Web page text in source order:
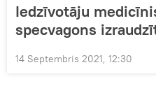
Iedzīvotāju
specvagons
14 Septembris 2021, 12:30